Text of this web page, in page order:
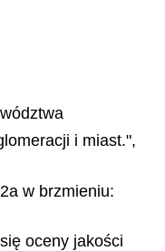
i miast.",
w brzmieniu:
oceny jakości